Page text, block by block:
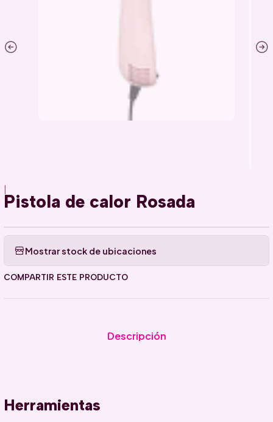
Pistola de calor Rosada
Mostrar stock de ubicaciones
COMPARTIR ESTE PRODUCTO
Descripción
Herramientas